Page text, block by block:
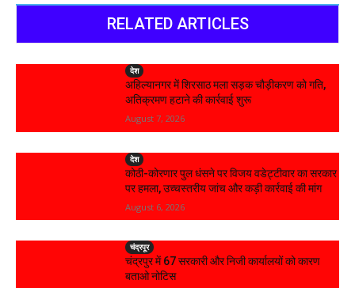
RELATED ARTICLES
देश
अहिल्यानगर में शिरसाठ मला सड़क चौड़ीकरण को गति,
अतिक्रमण हटाने की कार्रवाई शुरू
August 7, 2026
देश
कोठी-कोरणार पुल धंसने पर विजय वडेट्टीवार का सरकार
पर हमला, उच्चस्तरीय जांच और कड़ी कार्रवाई की मांग
August 6, 2026
चंद्रपूर
चंद्रपुर में 67 सरकारी और निजी कार्यालयों को कारण
बताओ नोटिस